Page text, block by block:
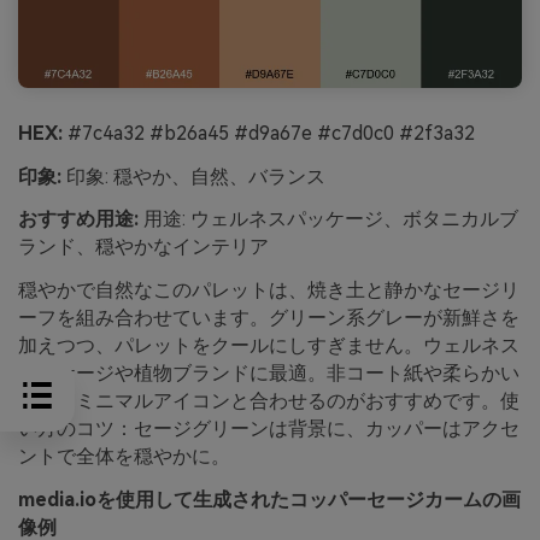
HEX: #7c4a32 #b26a45 #d9a67e #c7d0c0 #2f3a32
印象: 印象: 穏やか、自然、バランス
おすすめ用途: 用途: ウェルネスパッケージ、ボタニカルブ
ランド、穏やかなインテリア
穏やかで自然なこのパレットは、焼き土と静かなセージリ
ーフを組み合わせています。グリーン系グレーが新鮮さを
加えつつ、パレットをクールにしすぎません。ウェルネス
パッケージや植物ブランドに最適。非コート紙や柔らかい
写真、ミニマルアイコンと合わせるのがおすすめです。使
い方のコツ：セージグリーンは背景に、カッパーはアクセ
ントで全体を穏やかに。
media.ioを使用して生成されたコッパーセージカームの画
像例